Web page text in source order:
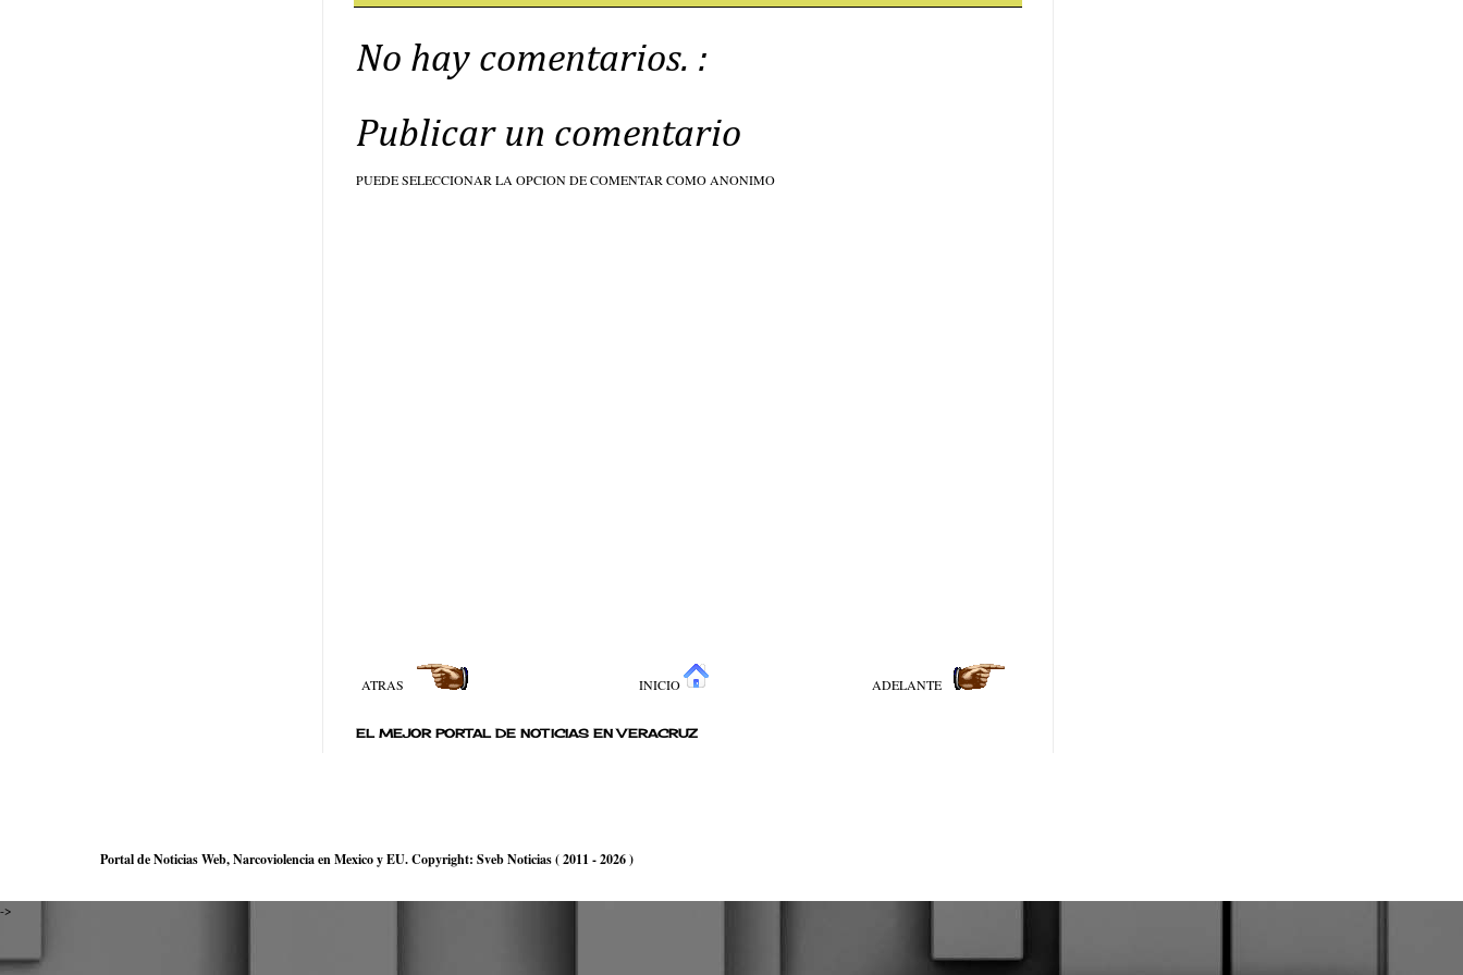
No hay comentarios. :
Publicar un comentario
PUEDE SELECCIONAR LA OPCION DE COMENTAR COMO ANONIMO
ATRAS ADELANTE
INICIO
EL MEJOR PORTAL DE NOTICIAS EN VERACRUZ
Portal de Noticias Web, Narcoviolencia en Mexico y EU. Copyright: Sveb Noticias ( 2011 - 2026 )
->